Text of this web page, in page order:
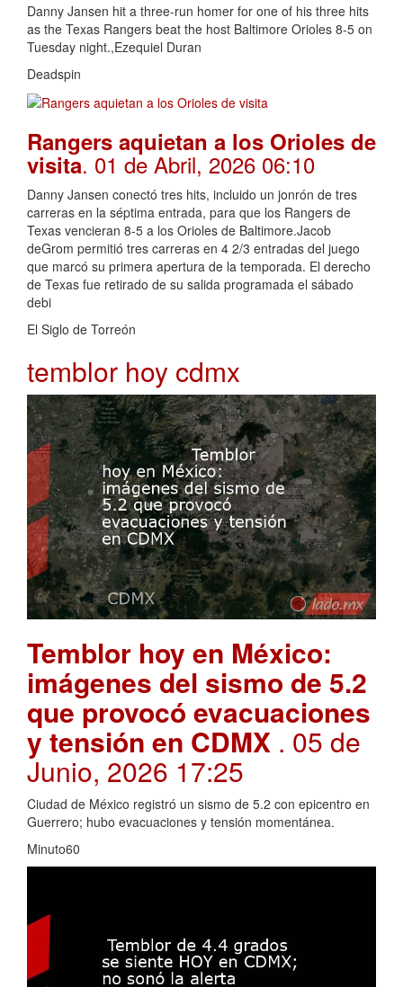
Danny Jansen hit a three-run homer for one of his three hits
as the Texas Rangers beat the host Baltimore Orioles 8-5 on
Tuesday night.,Ezequiel Duran
Deadspin
Rangers aquietan a los Orioles de
visita. 01 de Abril, 2026 06:10
Danny Jansen conectó tres hits, incluido un jonrón de tres
carreras en la séptima entrada, para que los Rangers de
Texas vencieran 8-5 a los Orioles de Baltimore.Jacob
deGrom permitió tres carreras en 4 2/3 entradas del juego
que marcó su primera apertura de la temporada. El derecho
de Texas fue retirado de su salida programada el sábado
debi
El Siglo de Torreón
temblor hoy cdmx
Temblor hoy en México:
imágenes del sismo de 5.2
que provocó evacuaciones
y tensión en CDMX . 05 de
Junio, 2026 17:25
Ciudad de México registró un sismo de 5.2 con epicentro en
Guerrero; hubo evacuaciones y tensión momentánea.
Minuto60